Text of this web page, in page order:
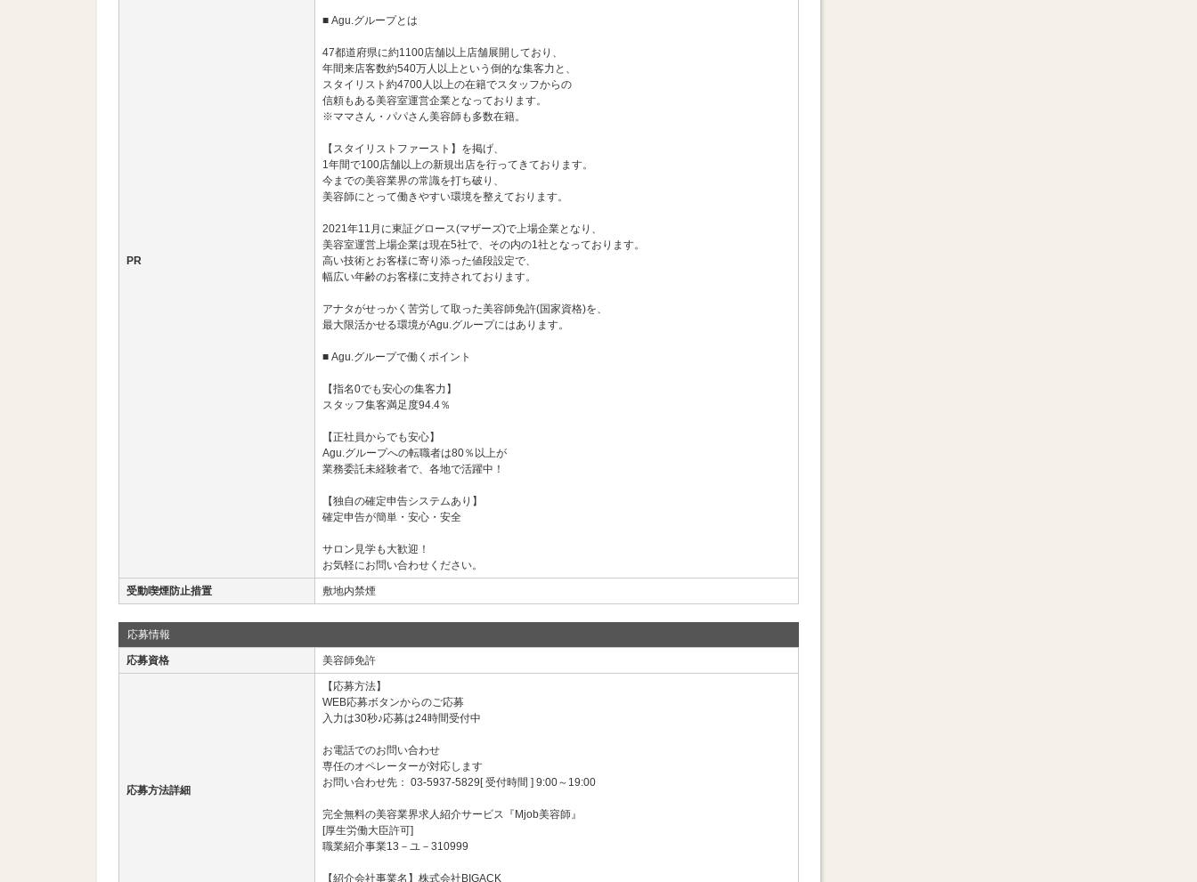
PR
■ Agu.グループとは
47都道府県に約1100店舗以上店舗展開しており、
年間来店客数約540万人以上という倒的な集客力と、
スタイリスト約4700人以上の在籍でスタッフからの
信頼もある美容室運営企業となっております。
※ママさん・パパさん美容師も多数在籍。
【スタイリストファースト】を掲げ、
1年間で100店舗以上の新規出店を行ってきております。
今までの美容業界の常識を打ち破り、
美容師にとって働きやすい環境を整えております。
2021年11月に東証グロース(マザーズ)で上場企業となり、
美容室運営上場企業は現在5社で、その内の1社となっております。
高い技術とお客様に寄り添った値段設定で、
幅広い年齢のお客様に支持されております。
アナタがせっかく苦労して取った美容師免許(国家資格)を、
最大限活かせる環境がAgu.グループにはあります。
■ Agu.グループで働くポイント
【指名0でも安心の集客力】
スタッフ集客満足度94.4％
【正社員からでも安心】
Agu.グループへの転職者は80％以上が
業務委託未経験者で、各地で活躍中！
【独自の確定申告システムあり】
確定申告が簡単・安心・安全
サロン見学も大歓迎！
お気軽にお問い合わせください。
受動喫煙防止措置 敷地内禁煙
応募情報
応募資格 美容師免許
応募方法詳細
【応募方法】
WEB応募ボタンからのご応募
入力は30秒♪応募は24時間受付中
お電話でのお問い合わせ
専任のオペレーターが対応します
お問い合わせ先： 03-5937-5829[ 受付時間 ] 9:00～19:00
完全無料の美容業界求人紹介サービス『Mjob美容師』
[厚生労働大臣許可]
職業紹介事業13－ユ－310999
【紹介会社事業名】株式会社BIGACK